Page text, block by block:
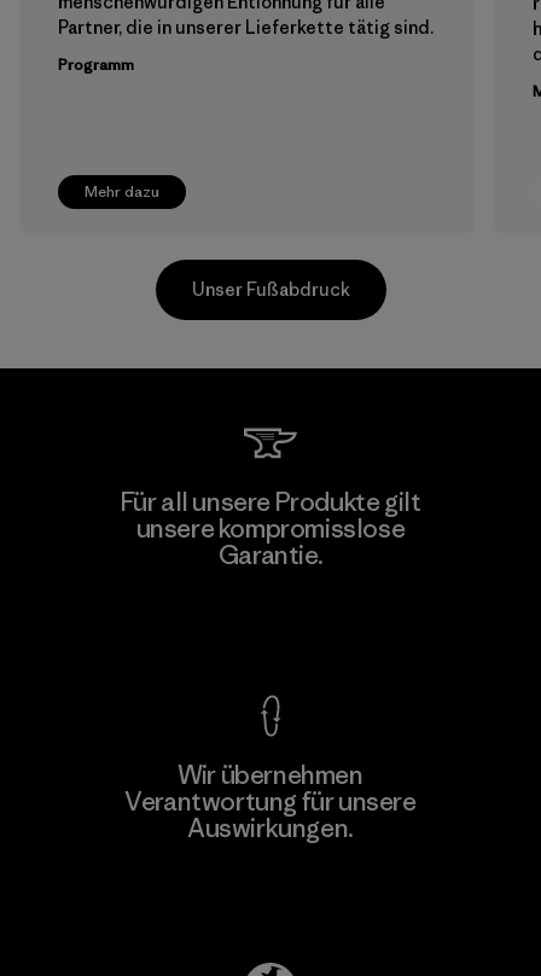
Mehr dazu
Partner, die in unserer Lieferkette tätig sind.
Programm
Supertex El Salvador
Unser Fußabdruck
Für all unsere Produkte gilt
unsere kompromisslose
Garantie.
Wir übernehmen
Verantwortung für unsere
Auswirkungen.